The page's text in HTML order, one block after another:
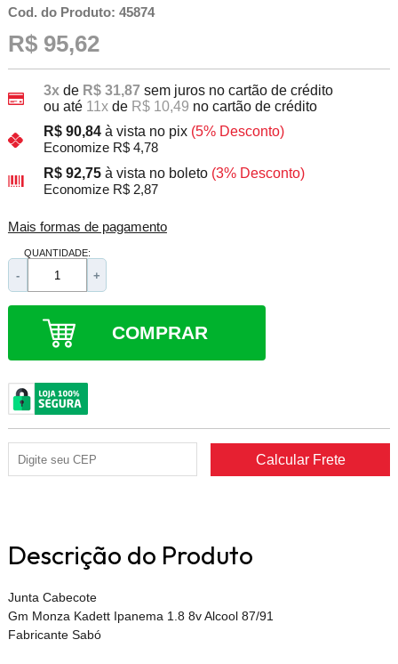
Cod. do Produto: 45874
R$ 95,62
3xde R$ 31,87 sem juros no cartão de crédito
ou até 11xde R$ 10,49 no cartão de crédito
R$ 90,84 à vista no pix (5% Desconto)
Economize R$ 4,78
R$ 92,75 à vista no boleto (3% Desconto)
Economize R$ 2,87
Mais formas de pagamento
QUANTIDADE:
- +
COMPRAR
Descrição do Produto
Junta Cabecote
Gm Monza Kadett Ipanema 1.8 8v Alcool 87/91
Fabricante Sabó